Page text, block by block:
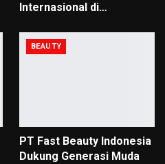
Internasional di…
BEAUTY
PT Fast Beauty Indonesia
Dukung Generasi Muda